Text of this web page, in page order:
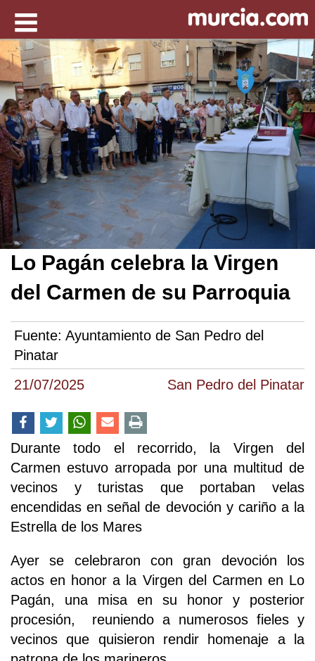
21/07/2025 San Pedro del Pinatar
Lo Pagán celebra la Virgen
del Carmen de su Parroquia
Fuente: Ayuntamiento de San Pedro del
Pinatar
Durante todo el recorrido, la Virgen del
Carmen estuvo arropada por una multitud de
vecinos y turistas que portaban velas
encendidas en señal de devoción y cariño a la
Estrella de los Mares
Ayer se celebraron con gran devoción los
actos en honor a la Virgen del Carmen en Lo
Pagán, una misa en su honor y posterior
procesión, reuniendo a numerosos fieles y
vecinos que quisieron rendir homenaje a la